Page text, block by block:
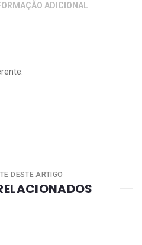
ADICIONAL
DESTE ARTIGO